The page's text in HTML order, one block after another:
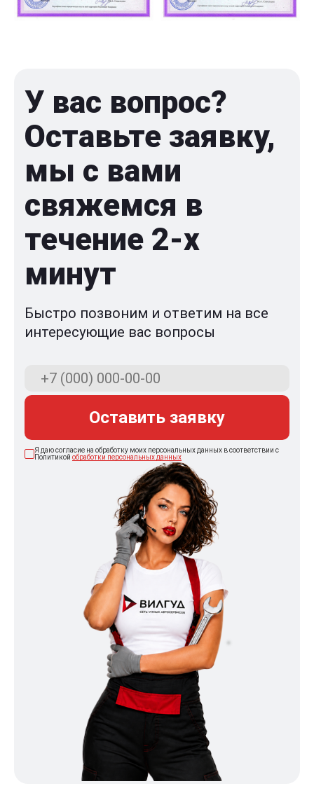
У вас вопрос?
Оставьте заявку,
мы с вами
свяжемся в
течение 2-x
минут
Быстро позвоним и ответим на все
интересующие вас вопросы
Оставить заявку
Я даю согласие на обработку моих персональных данных в соответствии с
Политикой обработки персональных данных